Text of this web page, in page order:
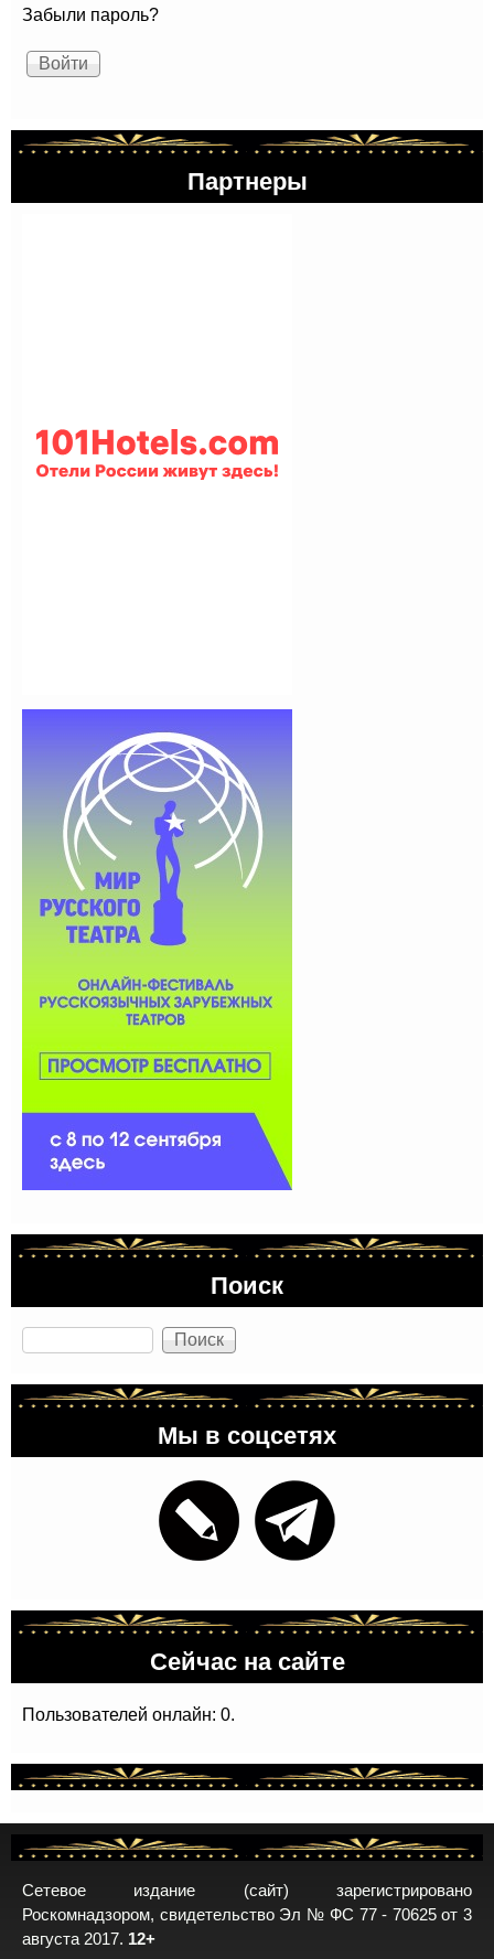
Забыли пароль?
Партнеры
Поиск
Поиск
Мы в соцсетях
Сейчас на сайте
Пользователей онлайн: 0.
Сетевое издание (сайт) зарегистрировано
Роскомнадзором, свидетельство Эл № ФС 77 - 70625 от 3
августа 2017. 12+